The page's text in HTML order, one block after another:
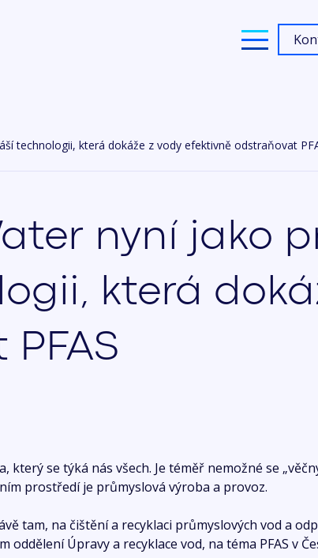
technologii, která dokáže z vody efektivně odstraňovat
nyní jako
která
se týká nás všech. Je téměř nemožné se
prostředí je průmyslová výroba a provoz.
tam, na čištění a recyklaci průmyslových vod a
Úpravy a recyklace vod, na téma PFAS v